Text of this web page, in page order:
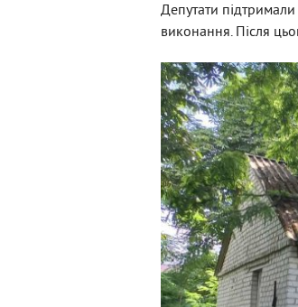
Депутати
виконання. Після